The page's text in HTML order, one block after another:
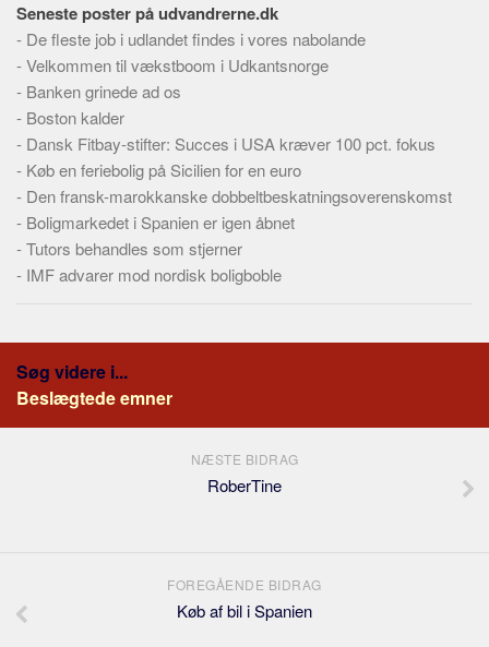
Redigering
Tekstannoncer
Bannere
Hjælp
Seneste poster på udvandrerne.dk
- De fleste job i udlandet findes i vores nabolande
-Velkommen til vækstboom i Udkantsnorge
- Banken grinede ad os
- Boston kalder
- Dansk Fitbay-stifter: Succes i USA kræver 100 pct. fokus
- Køb en feriebolig på Sicilien for en euro
- Den fransk-marokkanske dobbeltbeskatningsoverenskomst
- Boligmarkedet i Spanien er igen åbnet
-Tutors behandles som stjerner
- IMF advarer mod nordisk boligboble
Søg videre i...
Beslægtede emner
NÆSTE BIDRAG
RoberTine
FOREGÅENDE BIDRAG
Køb af bil i Spanien